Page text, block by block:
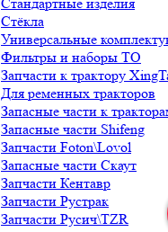
Стёкла
Универсальные
Фильтры и наборы ТО
Запчасти к трактору
Для ременных тракторов
Запасные части к
Запасные части Shifeng
Запчасти Foton\Lovol
Запасные части Скаут
Запчасти Кентавр
Запчасти Рустрак
Запчасти Русич\TZR